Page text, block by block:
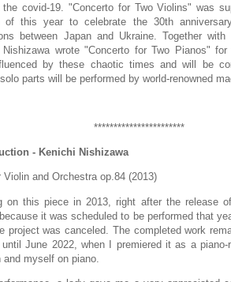
covid-19. "Concerto for Two Violins" was
of this year to celebrate the 30th
between Japan and Ukraine. Together
Nishizawa wrote "Concerto for Two Pianos"
by these chaotic times and will be
parts will be performed by world-renowned
***********************
- Kenichi Nishizawa
Violin and Orchestra op.84 (2013)
on this piece in 2013, right after the release
it was scheduled to be performed that
project was canceled. The completed work
June 2022, when I premiered it as a piano-
myself on piano.